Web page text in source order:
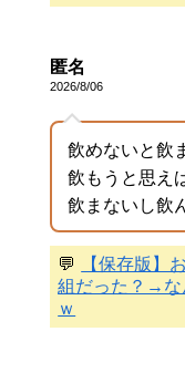
匿名
2026/8/06
飲めないと飲
飲もうと思え
飲まないし飲
💬
【保存版】
組だった？→な
ｗ